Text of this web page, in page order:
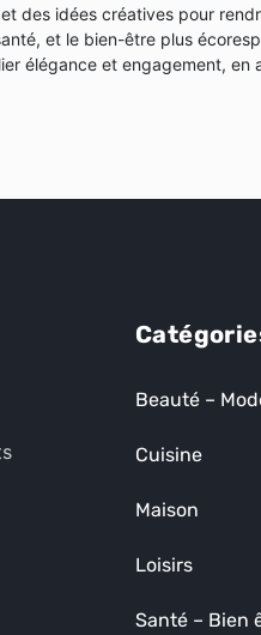
des idées créatives pour
et le bien-être plus
élégance et engagement,
Beauté –
Cuisine
Maison
Loisirs
Santé – Bien